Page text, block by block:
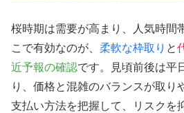
桜時期は需要が高まり、人気時間
こで有効なのが、 柔軟な枠取り と
近予報の確認です。見頃前後は平
り、価格と混雑のバランスが取り
支払い方法を把握して、リスクを